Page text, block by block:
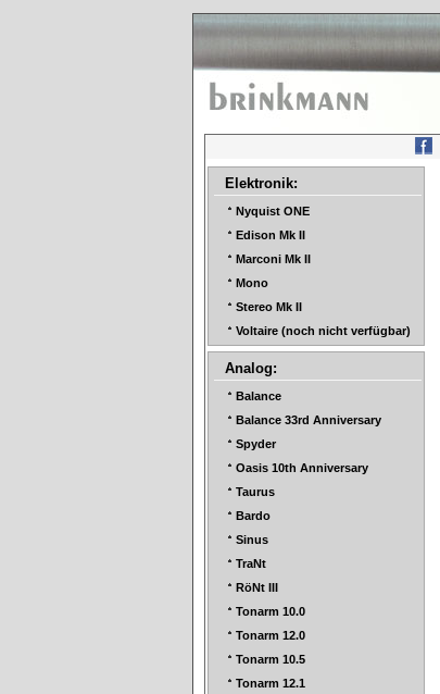
Elektronik:
Nyquist ONE
Edison Mk II
Marconi Mk II
Mono
Stereo Mk II
Voltaire (noch nicht verfügbar)
Analog:
Balance
Balance 33rd Anniversary
Spyder
Oasis 10th Anniversary
Taurus
Bardo
Sinus
TraNt
RöNt III
Tonarm 10.0
Tonarm 12.0
Tonarm 10.5
Tonarm 12.1